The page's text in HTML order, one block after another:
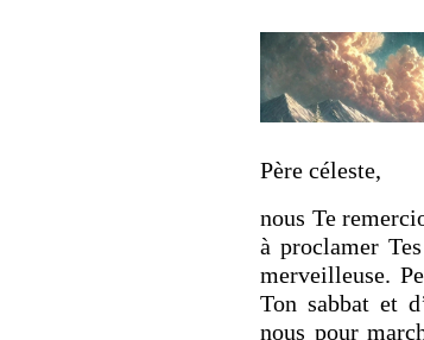
Père céleste,
nous Te
à proclamer
merveilleuse.
Ton sabbat et
nous pour